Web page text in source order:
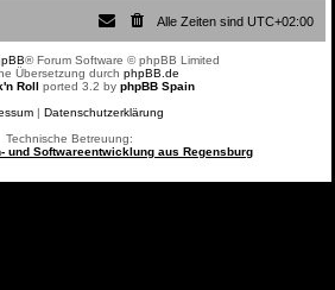
Alle Zeiten sind UTC+02:00
® Forum Software © phpBB Limited
Übersetzung durch phpBB.de
Roll ported 3.2 by phpBB Spain
| Datenschutzerklärung
Technische Betreuung:
und Softwareentwicklung aus Regensburg